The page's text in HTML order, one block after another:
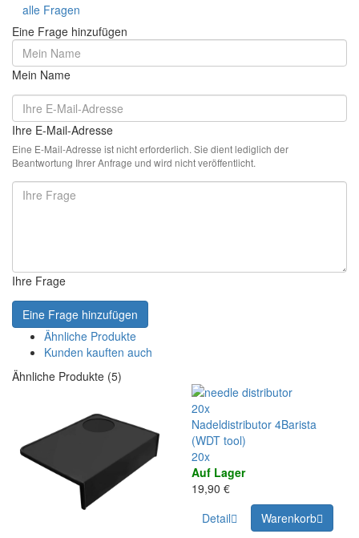
alle Fragen
Eine Frage hinzufügen
Mein Name
Ihre E-Mail-Adresse
Eine E-Mail-Adresse ist nicht erforderlich. Sie dient lediglich der
Beantwortung Ihrer Anfrage und wird nicht veröffentlicht.
Ihre Frage
Eine Frage hinzufügen
Ähnliche Produkte
Kunden kauften auch
Ähnliche Produkte (5)
20x
Nadeldistributor 4Barista
(WDT tool)
20x
Auf Lager
19,90 €
Detail
Warenkorb